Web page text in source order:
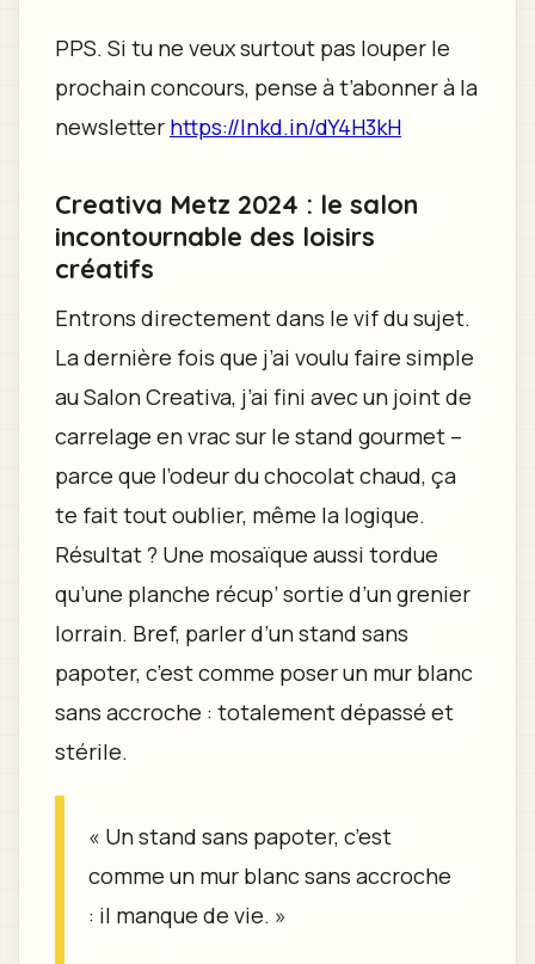
PPS. Si tu ne veux surtout pas louper le
prochain concours, pense à t’abonner à la
newsletter https://lnkd.in/dY4H3kH
Creativa Metz 2024 : le salon
incontournable des loisirs
créatifs
Entrons directement dans le vif du sujet.
La dernière fois que j’ai voulu faire simple
au Salon Creativa, j’ai fini avec un joint de
carrelage en vrac sur le stand gourmet –
parce que l’odeur du chocolat chaud, ça
te fait tout oublier, même la logique.
Résultat ? Une mosaïque aussi tordue
qu’une planche récup’ sortie d’un grenier
lorrain. Bref, parler d’un stand sans
papoter, c’est comme poser un mur blanc
sans accroche : totalement dépassé et
stérile.
« Un stand sans papoter, c’est
comme un mur blanc sans accroche
: il manque de vie. »